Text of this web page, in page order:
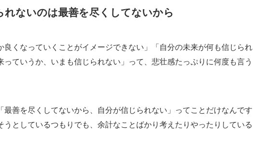
れないのは最善を尽くしてないから
良くなっていくことがイメージできない」「自分の未来が何も信じられ
っていうか、いまも信じられない」って、悲壮感たっぷりに何度も言う
最善を尽くしてないから、自分が信じられない」ってことだけなんです
うとしているつもりでも、余計なことばかり考えたりやったりしている